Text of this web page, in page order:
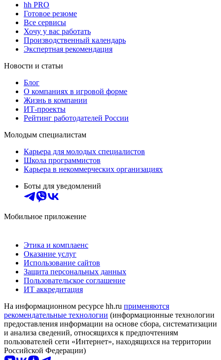
hh PRO
Готовое резюме
Все сервисы
Хочу у вас работать
Производственный календарь
Экспертная рекомендация
Новости и статьи
Блог
О компаниях в игровой форме
Жизнь в компании
ИТ-проекты
Рейтинг работодателей России
Молодым специалистам
Карьера для молодых специалистов
Школа программистов
Карьера в некоммерческих организациях
Боты для уведомлений
Мобильное приложение
Этика и комплаенс
Оказание услуг
Использование сайтов
Защита персональных данных
Пользовательское соглашение
ИТ аккредитация
На информационном ресурсе hh.ru применяются
рекомендательные технологии (информационные технологии
предоставления информации на основе сбора, систематизации
и анализа сведений, относящихся к предпочтениям
пользователей сети «Интернет», находящихся на территории
Российской Федерации)